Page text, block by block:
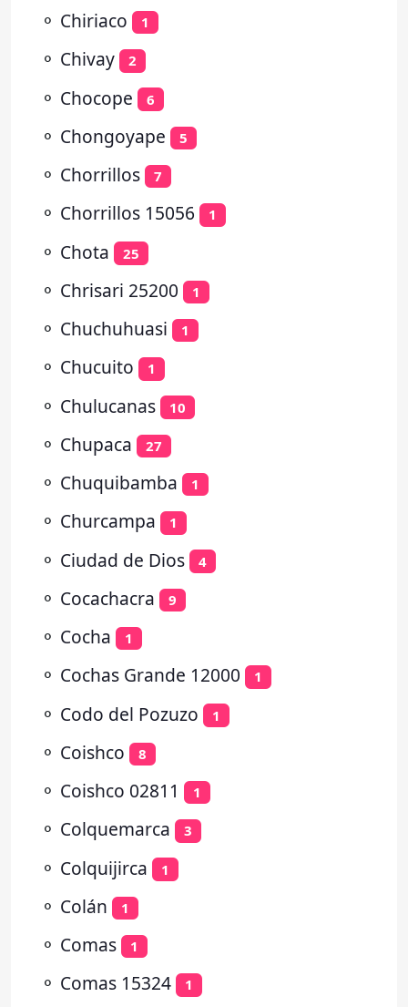
⚬ Chiriaco 1
⚬ Chivay 2
⚬ Chocope 6
⚬ Chongoyape 5
⚬ Chorrillos 7
⚬ Chorrillos 15056 1
⚬ Chota 25
⚬ Chrisari 25200 1
⚬ Chuchuhuasi 1
⚬ Chucuito 1
⚬ Chulucanas 10
⚬ Chupaca 27
⚬ Chuquibamba 1
⚬ Churcampa 1
⚬ Ciudad de Dios 4
⚬ Cocachacra 9
⚬ Cocha 1
⚬ Cochas Grande 12000 1
⚬ Codo del Pozuzo 1
⚬ Coishco 8
⚬ Coishco 02811 1
⚬ Colquemarca 3
⚬ Colquijirca 1
⚬ Colán 1
⚬ Comas 1
⚬ Comas 15324 1